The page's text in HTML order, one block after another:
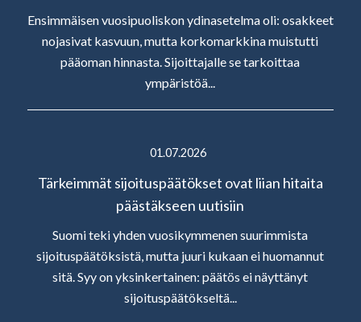
Ensimmäisen vuosipuoliskon ydinasetelma oli: osakkeet
nojasivat kasvuun, mutta korkomarkkina muistutti
pääoman hinnasta. Sijoittajalle se tarkoittaa
ympäristöä...
01.07.2026
Tärkeimmät sijoituspäätökset ovat liian hitaita
päästäkseen uutisiin
Suomi teki yhden vuosikymmenen suurimmista
sijoituspäätöksistä, mutta juuri kukaan ei huomannut
sitä. Syy on yksinkertainen: päätös ei näyttänyt
sijoituspäätökseltä...